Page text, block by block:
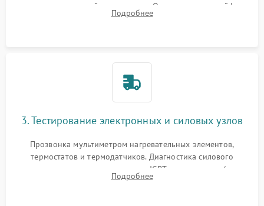
стеклокерамической поверхности. Отсоединение шлейфов
сенсорного блока для доступа к силовым платам, катушкам
Подробнее
3. Тестирование электронных и силовых узлов
Прозвонка мультиметром нагревательных элементов,
термостатов и термодатчиков. Диагностика силового
модуля, реле, диодных мостов и IGBT-транзисторов (для
индукции). Проверка кранов и газ-контроля (для газовых
Подробнее